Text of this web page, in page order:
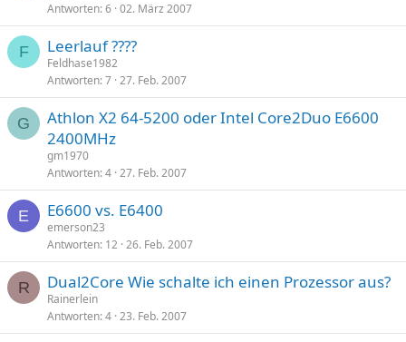
Antworten 6 02. März 2007
F Leerlauf ????
Feldhase1982
Antworten 7 27. Feb. 2007
G
Athlon X2 64-5200 oder Intel Core2Duo E6600
2400MHz
gm1970
Antworten 4 27. Feb. 2007
E E6600 vs. E6400
emerson23
Antworten 12 26. Feb. 2007
R Dual2Core Wie schalte ich einen Prozessor aus?
Rainerlein
Antworten 4 23. Feb. 2007